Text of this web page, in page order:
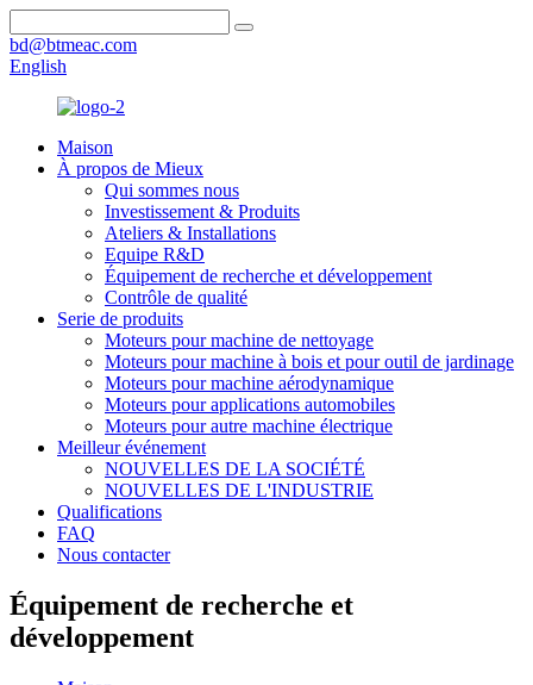
bd@btmeac.com
English
Maison
À propos de Mieux
Qui sommes nous
Investissement & Produits
Ateliers & Installations
Equipe R&D
Équipement de recherche et développement
Contrôle de qualité
Serie de produits
Moteurs pour machine de nettoyage
Moteurs pour machine à bois et pour outil de jardinage
Moteurs pour machine aérodynamique
Moteurs pour applications automobiles
Moteurs pour autre machine électrique
Meilleur événement
NOUVELLES DE LA SOCIÉTÉ
NOUVELLES DE L'INDUSTRIE
Qualifications
FAQ
Nous contacter
Équipement de recherche et
développement